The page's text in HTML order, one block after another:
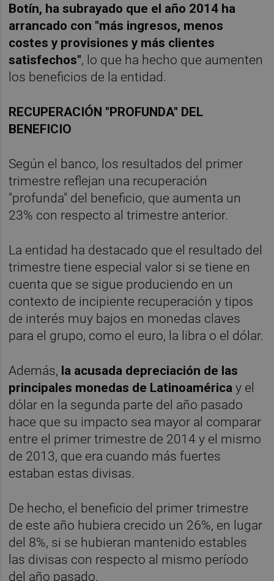
Botín, ha subrayado que el año 2014 ha
arrancado con "más ingresos, menos
costes y provisiones y más clientes
satisfechos", lo que ha hecho que aumenten
los beneficios de la entidad.
RECUPERACIÓN "PROFUNDA" DEL
BENEFICIO
Según el banco, los resultados del primer
trimestre reflejan una recuperación
"profunda" del beneficio, que aumenta un
23% con respecto al trimestre anterior.
La entidad ha destacado que el resultado del
trimestre tiene especial valor si se tiene en
cuenta que se sigue produciendo en un
contexto de incipiente recuperación y tipos
de interés muy bajos en monedas claves
para el grupo, como el euro, la libra o el dólar.
Además, la acusada depreciación de las
principales monedas de Latinoamérica y el
dólar en la segunda parte del año pasado
hace que su impacto sea mayor al comparar
entre el primer trimestre de 2014 y el mismo
de 2013, que era cuando más fuertes
estaban estas divisas.
De hecho, el beneficio del primer trimestre
de este año hubiera crecido un 26%, en lugar
del 8%, si se hubieran mantenido estables
las divisas con respecto al mismo período
del año pasado.